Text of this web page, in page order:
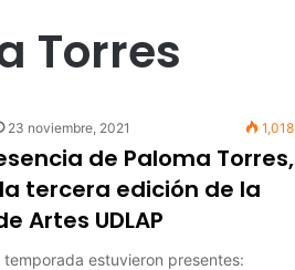
Torres
23 noviembre, 2021 1,018
de Paloma Torres,
tercera edición de la
Artes UDLAP
temporada estuvieron presentes: